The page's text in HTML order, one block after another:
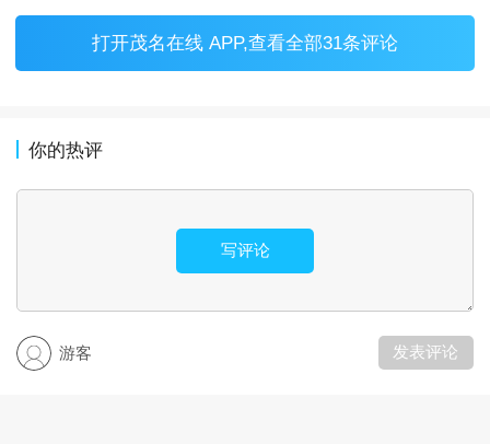
打开茂名在线 APP,查看全部31条评论
你的热评
写评论
游客 发表评论